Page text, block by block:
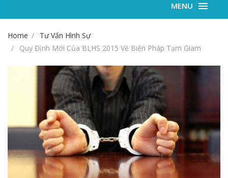
MENU
Home
Tư Vấn Hình Sự
Quy Định Mới Của BLHS 2015 Về Biện Pháp Tạm Giam